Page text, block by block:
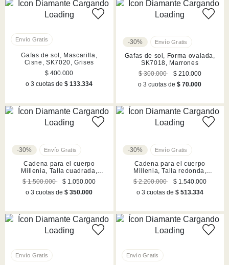
Gafas de sol, Mascarilla,
Cisne, SK7020, Grises
$ 400.000
o 3 cuotas de$ 133.334
-30%
Gafas de sol, Forma ovalada,
SK7018, Marrones
$ 300.000
$ 210.000
o 3 cuotas de$ 70.000
-30%
Cadena para el cuerpo
Millenia, Talla cuadrada,
Blanca, Acabado en rodio
$ 1.500.000
$ 1.050.000
o 3 cuotas de$ 350.000
-30%
Cadena para el cuerpo
Millenia, Talla redonda,
Blanca, Acabado en rodio
$ 2.200.000
$ 1.540.000
o 3 cuotas de $ 513.334